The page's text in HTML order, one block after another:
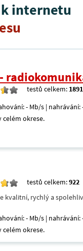
internetu
-
testů celkem: 1891
- Mb/s | nahrávání:
celém okrese.
testů celkem:922
kvalitní, rychlý a
- Mb/s | nahrávání:
celém okrese.